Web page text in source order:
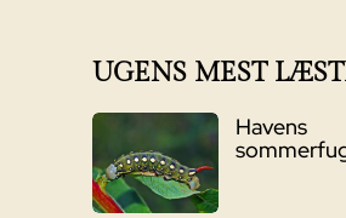
UGENS MEST
Havens